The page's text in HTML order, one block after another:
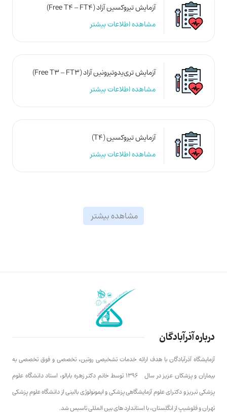
آزمایش تیروکسین آزاد (Free T4 – FT4)
مشاهده اطلاعات بیشتر
آزمایش تری‌یدوتیرونین آزاد (Free T3 – FT3)
مشاهده اطلاعات بیشتر
آزمایش تیروکسین (T4)
مشاهده اطلاعات بیشتر
مشاهده بیشتر
درباره آذرآبادگان
آزمایشگاه آذرآبادگان با هدف ارائه خدمات تشخیصی روتین، تخصصی و فوق تخصصی به
بیماران و پزشکان عزیز در سال ۱۳۹۶ توسط خانم دکتر زهره بابالو، استاد دانشگاه علوم
پزشکی تبریز و دکترای علوم آزمایشگاهی پزشکی و ایمونولوژی بالینی از دانشگاه علوم پزشکی
تهران و فلوشیپ از انگلستان، با استاندارد های بین المللی تاسیس شد.